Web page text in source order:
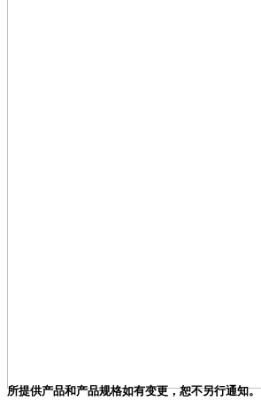
所提供产品和产品规格如有变更，恕不另行通知。